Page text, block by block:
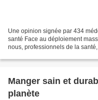
Une opinion signée par 434
santé Face au déploiement
nous, professionnels de la
Manger sain et
planète